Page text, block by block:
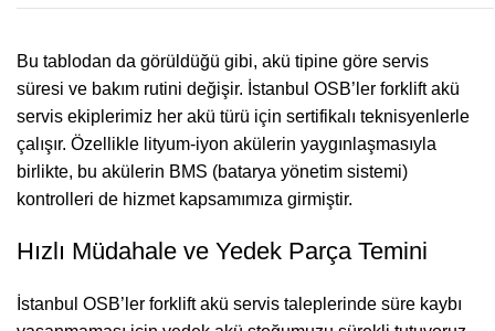
Bu tablodan da görüldüğü gibi, akü tipine göre servis
süresi ve bakım rutini değişir. İstanbul OSB’ler forklift akü
servis ekiplerimiz her akü türü için sertifikalı teknisyenlerle
çalışır. Özellikle lityum-iyon akülerin yaygınlaşmasıyla
birlikte, bu akülerin BMS (batarya yönetim sistemi)
kontrolleri de hizmet kapsamımıza girmiştir.
Hızlı Müdahale ve Yedek Parça Temini
İstanbul OSB’ler forklift akü servis taleplerinde süre kaybı